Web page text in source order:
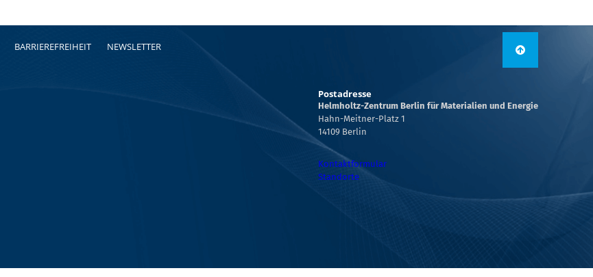
BARRIEREFREIHEIT NEWSLETTER
Postadresse
Helmholtz-Zentrum Berlin für Materialien und Energie
Hahn-Meitner-Platz 1
14109 Berlin
Kontaktformular
Standorte